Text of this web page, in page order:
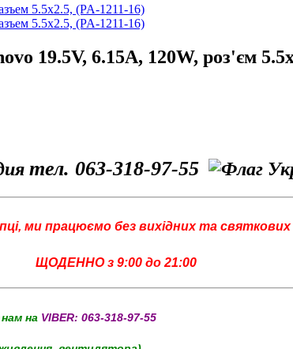
19.5V, 6.15A, 120W, роз'єм
тел. 063-318-97-55
ми працюємо без вихідних та святкових
ЩОДЕННО з 9:00 до 21:00
на VIBER: 063-318-97-55